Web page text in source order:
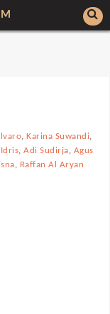
,Karina Suwandi,
Idris,Adi Sudirja, Agus
, Raffan Al Aryan